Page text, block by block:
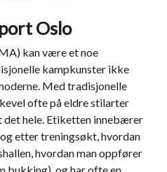
Oslo
kan være et noe
kampkunster ikke
Med tradisjonelle
ofte på eldre stilarter
det hele. Etiketten innebærer
etter treningsøkt, hvordan
hvordan man oppfører